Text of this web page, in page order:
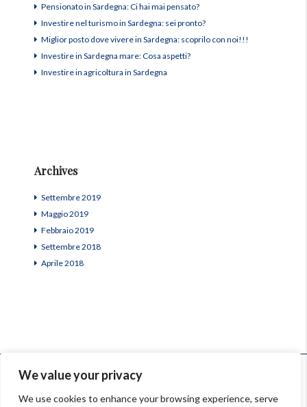
We value your privacy
We use cookies to enhance your browsing experience, serve
Pensionato in Sardegna: Ci hai mai pensato?
Investire nel turismo in Sardegna: sei pronto?
Miglior posto dove vivere in Sardegna: scoprilo con noi!!!
Investire in Sardegna mare: Cosa aspetti?
Investire in agricoltura in Sardegna
Archives
Settembre 2019
Maggio 2019
Febbraio 2019
Settembre 2018
Aprile 2018
© InSardinia 2025- Tous droits réservés
Legal Notes|Confidentiality Policy|Contacts